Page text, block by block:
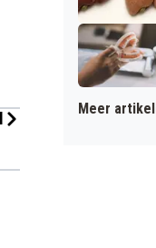
Meer